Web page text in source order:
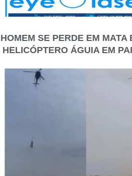
HOMEM SE PERDE EM MATA
HELICÓPTERO ÁGUIA EM